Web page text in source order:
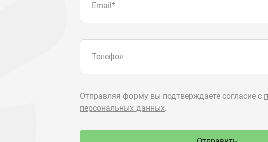
+7 (3513) 289-777
г. Миасс, п. Тургояк,